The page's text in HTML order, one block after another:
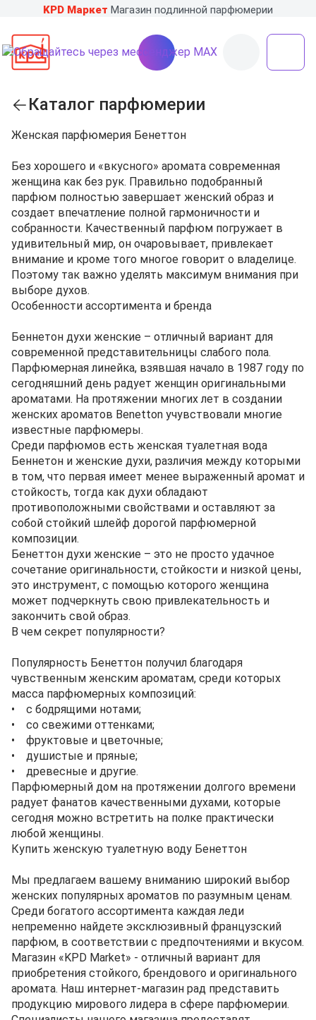
KPD Маркет Магазин подлинной парфюмерии
Каталог парфюмерии
Женская парфюмерия Бенеттон
Без хорошего и «вкусного» аромата современная
женщина как без рук. Правильно подобранный
парфюм полностью завершает женский образ и
создает впечатление полной гармоничности и
собранности. Качественный парфюм погружает в
удивительный мир, он очаровывает, привлекает
внимание и кроме того многое говорит о владелице.
Поэтому так важно уделять максимум внимания при
выборе духов.
Особенности ассортимента и бренда
Беннетон духи женские – отличный вариант для
современной представительницы слабого пола.
Парфюмерная линейка, взявшая начало в 1987 году по
сегодняшний день радует женщин оригинальными
ароматами. На протяжении многих лет в создании
женских ароматов Benetton учувствовали многие
известные парфюмеры.
Среди парфюмов есть женская туалетная вода
Беннетон и женские духи, различия между которыми
в том, что первая имеет менее выраженный аромат и
стойкость, тогда как духи обладают
противоположными свойствами и оставляют за
собой стойкий шлейф дорогой парфюмерной
композиции.
Бенеттон духи женские – это не просто удачное
сочетание оригинальности, стойкости и низкой цены,
это инструмент, с помощью которого женщина
может подчеркнуть свою привлекательность и
закончить свой образ.
В чем секрет популярности?
Популярность Бенеттон получил благодаря
чувственным женским ароматам, среди которых
масса парфюмерных композиций:
• с бодрящими нотами;
• со свежими оттенками;
• фруктовые и цветочные;
• душистые и пряные;
• древесные и другие.
Парфюмерный дом на протяжении долгого времени
радует фанатов качественными духами, которые
сегодня можно встретить на полке практически
любой женщины.
Купить женскую туалетную воду Бенеттон
Мы предлагаем вашему вниманию широкий выбор
женских популярных ароматов по разумным ценам.
Среди богатого ассортимента каждая леди
непременно найдете эксклюзивный французский
парфюм, в соответствии с предпочтениями и вкусом.
Магазин «KPD Market» - отличный вариант для
приобретения стойкого, брендового и оригинального
аромата. Наш интернет-магазин рад представить
продукцию мирового лидера в сфере парфюмерии.